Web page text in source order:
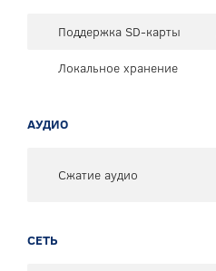
Поддержка SD-карты
Локальное хранение
АУДИО
Сжатие аудио
СЕТЬ